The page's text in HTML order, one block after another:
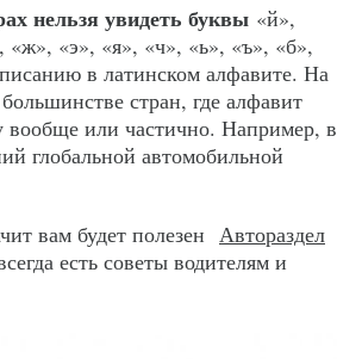
нельзя увидеть буквы «й»,
«э», «я», «ч», «ь», «ъ», «б»,
в латинском алфавите. На
стран, где алфавит
вообще или частично. Например, в
глобальной автомобильной
вам будет полезен Автораздел
есть советы водителям и